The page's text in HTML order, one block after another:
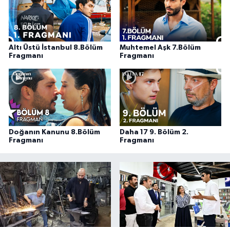
Altı Üstü İstanbul 8.Bölüm
Fragmanı
Muhtemel Aşk 7.Bölüm
Fragmanı
Doğanın Kanunu 8.Bölüm
Fragmanı
Daha 17 9. Bölüm 2.
Fragmanı